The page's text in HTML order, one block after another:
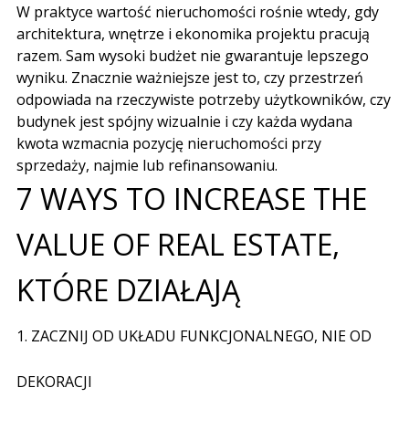
W praktyce wartość nieruchomości rośnie wtedy, gdy
architektura, wnętrze i ekonomika projektu pracują
razem. Sam wysoki budżet nie gwarantuje lepszego
wyniku. Znacznie ważniejsze jest to, czy przestrzeń
odpowiada na rzeczywiste potrzeby użytkowników, czy
budynek jest spójny wizualnie i czy każda wydana
kwota wzmacnia pozycję nieruchomości przy
sprzedaży, najmie lub refinansowaniu.
7 WAYS TO INCREASE THE
VALUE OF REAL ESTATE,
KTÓRE DZIAŁAJĄ
1. ZACZNIJ OD UKŁADU FUNKCJONALNEGO, NIE OD
DEKORACJI